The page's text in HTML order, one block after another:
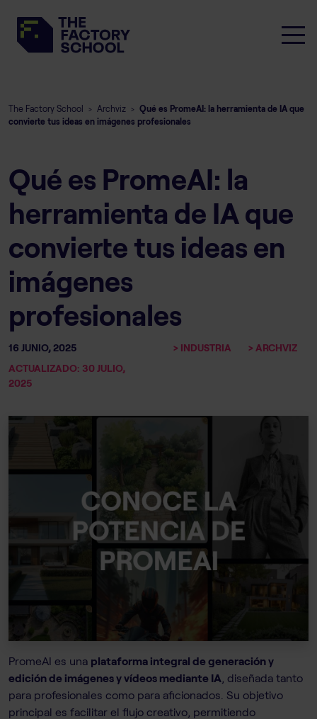
The Factory School > Archviz > Qué es PromeAI: la herramienta de IA que
convierte tus ideas en imágenes profesionales
Qué es PromeAI: la
herramienta de IA que
convierte tus ideas en
imágenes
profesionales
16 JUNIO, 2025
ACTUALIZADO: 30 JULIO,
2025
> INDUSTRIA > ARCHVIZ
PromeAI es una plataforma integral de generación y
edición de imágenes y vídeos mediante IA , diseñada tanto
para profesionales como para aficionados. Su objetivo
principal es facilitar el flujo creativo, permitiendo